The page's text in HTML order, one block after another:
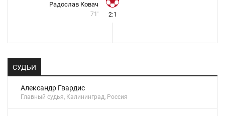
Радослав Ковач
71' 2:1
СУДЬИ
Александр Гвардис
Главный судья, Калининград, Россия